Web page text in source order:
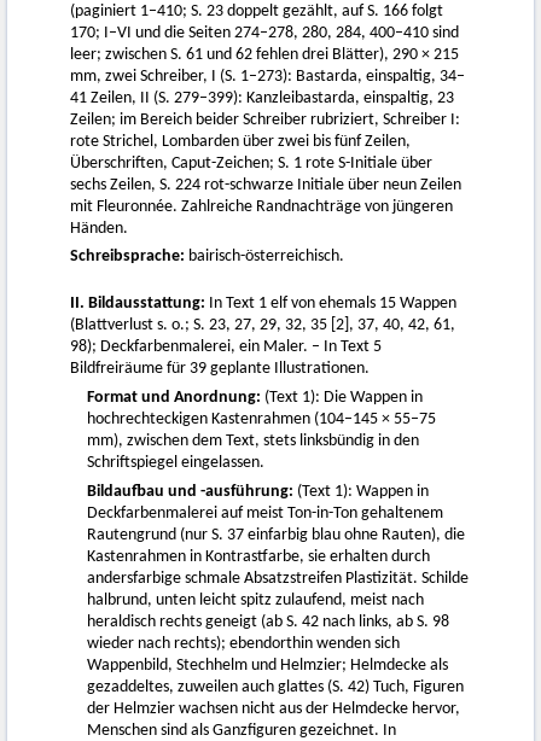
(paginiert 1–410; S. 23 doppelt gezählt, auf S. 166 folgt
170; I–VI und die Seiten 274–278, 280, 284, 400–410 sind
leer; zwischen S. 61 und 62 fehlen drei Blätter), 290 × 215
mm, zwei Schreiber, I (S. 1–273): Bastarda, einspaltig, 34–
41 Zeilen, II (S. 279–399): Kanzleibastarda, einspaltig, 23
Zeilen; im Bereich beider Schreiber rubriziert, Schreiber I:
rote Strichel, Lombarden über zwei bis fünf Zeilen,
Überschriften, Caput-Zeichen; S. 1 rote S-Initiale über
sechs Zeilen, S. 224 rot-schwarze Initiale über neun Zeilen
mit Fleuronnée. Zahlreiche Randnachträge von jüngeren
Händen.
Schreibsprache: bairisch-österreichisch.
II. Bildausstattung: In Text 1 elf von ehemals 15 Wappen
(Blattverlust s. o.; S. 23, 27, 29, 32, 35 [2], 37, 40, 42, 61,
98); Deckfarbenmalerei, ein Maler. – In Text 5
Bildfreiräume für 39 geplante Illustrationen.
Format und Anordnung: (Text 1): Die Wappen in
hochrechteckigen Kastenrahmen (104–145 × 55–75
mm), zwischen dem Text, stets linksbündig in den
Schriftspiegel eingelassen.
Bildaufbau und -ausführung: (Text 1): Wappen in
Deckfarbenmalerei auf meist Ton-in-Ton gehaltenem
Rautengrund (nur S. 37 einfarbig blau ohne Rauten), die
Kastenrahmen in Kontrastfarbe, sie erhalten durch
andersfarbige schmale Absatzstreifen Plastizität. Schilde
halbrund, unten leicht spitz zulaufend, meist nach
heraldisch rechts geneigt (ab S. 42 nach links, ab S. 98
wieder nach rechts); ebendorthin wenden sich
Wappenbild, Stechhelm und Helmzier; Helmdecke als
gezaddeltes, zuweilen auch glattes (S. 42) Tuch, Figuren
der Helmzier wachsen nicht aus der Helmdecke hervor,
Menschen sind als Ganzfiguren gezeichnet. In